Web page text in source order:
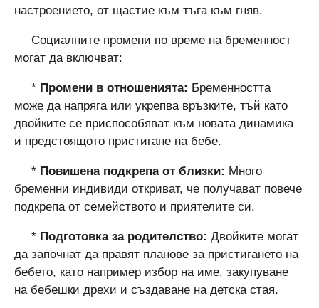
настроението, от щастие към тъга към гняв.
Социалните промени по време на бременност
могат да включват:
* Промени в отношенията: Бременността
може да напряга или укрепва връзките, тъй като
двойките се приспособяват към новата динамика
и предстоящото пристигане на бебе.
* Повишена подкрепа от близки: Много
бременни индивиди откриват, че получават повече
подкрепа от семейството и приятелите си.
* Подготовка за родителство: Двойките могат
да започнат да правят планове за пристигането на
бебето, като например избор на име, закупуване
на бебешки дрехи и създаване на детска стая.